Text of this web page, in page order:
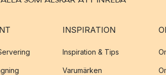
INSPIRATION
Inspiration & Tips
Varumärken